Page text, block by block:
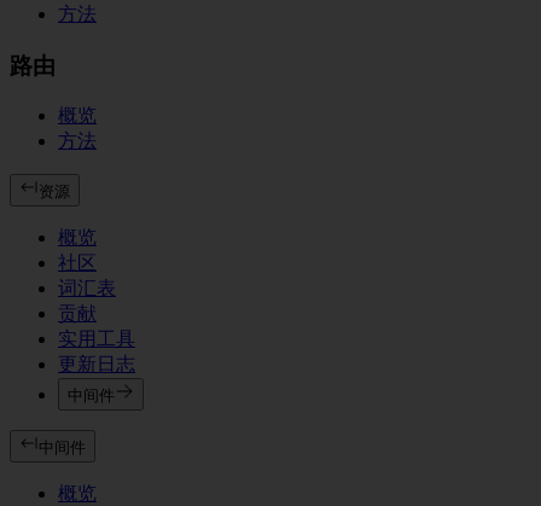
方法
路由
概览
方法
资源
概览
社区
词汇表
贡献
实用工具
更新日志
中间件
中间件
概览